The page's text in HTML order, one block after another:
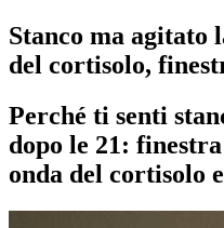
Stanco ma agitato
del cortisolo,
Perché ti senti
dopo le 21:
onda del cortisolo